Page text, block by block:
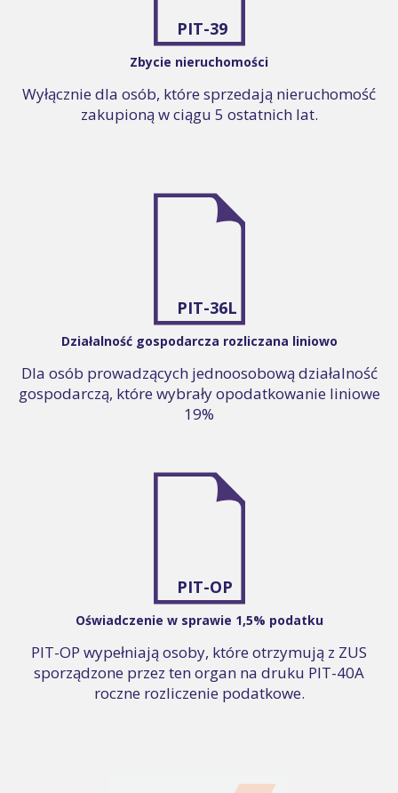
PIT-39
Zbycie nieruchomości
Wyłącznie dla osób, które sprzedają nieruchomość
zakupioną w ciągu 5 ostatnich lat.
PIT-36L
Działalność gospodarcza rozliczana liniowo
Dla osób prowadzących jednoosobową działalność
gospodarczą, które wybrały opodatkowanie liniowe
19%
PIT-OP
Oświadczenie w sprawie 1,5% podatku
PIT-OP wypełniają osoby, które otrzymują z ZUS
sporządzone przez ten organ na druku PIT-40A
roczne rozliczenie podatkowe.